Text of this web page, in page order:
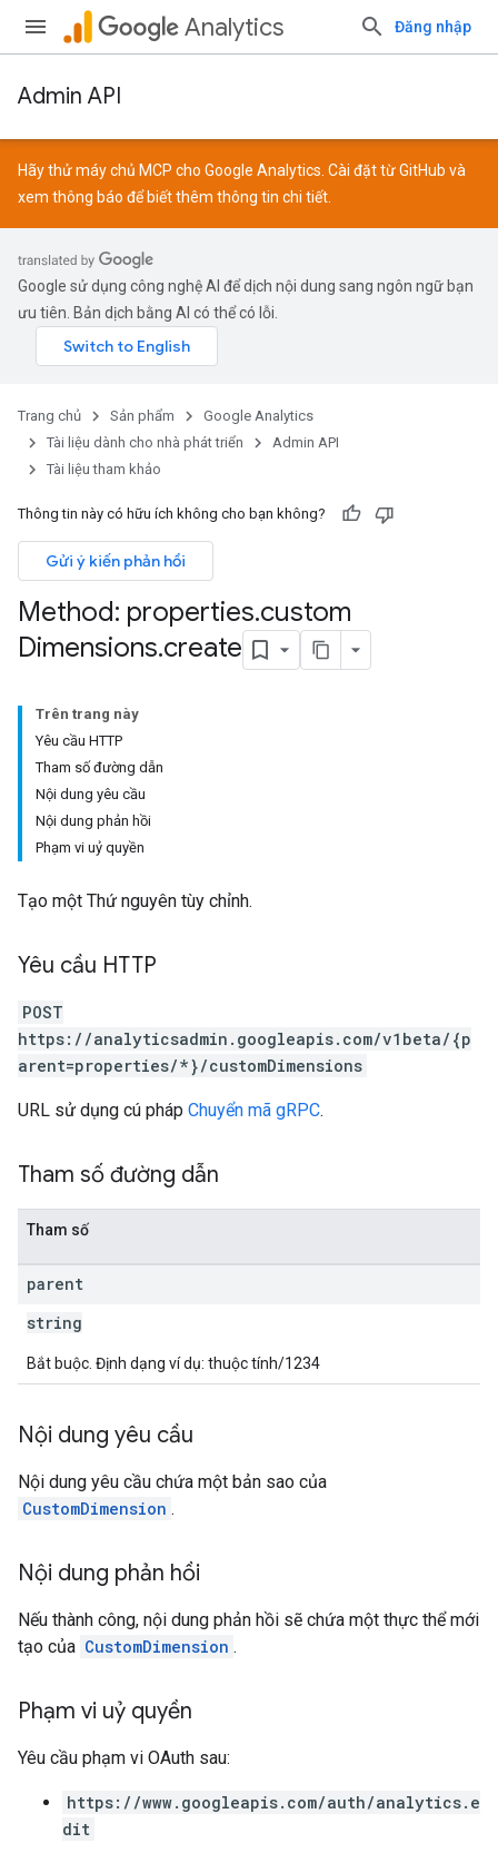
Analytics Đăng nhập
Admin API
Hãy thử máy chủ MCP cho Google Analytics. Cài đặt từGitHub và
xem thông báo để biết thêm thông tin chi tiết.
Google sử dụng công nghệ AI để dịch nội dung sang ngôn ngữ bạn
ưu tiên. Bản dịch bằng AI có thể có lỗi.
Trang chủ Sản phẩm
Google Analytics
Tài liệu dành cho nhà phát triển
Admin API
Tài liệu tham khảo
Thông tin này có hữu ích không cho bạn không?
Gửi ý kiến phản hồi
Method: properties.custom
Dimensions.create
Trên trang này
Yêu cầu HTTP
Tham số đường dẫn
Nội dung yêu cầu
Nội dung phản hồi
Phạm vi uỷ quyền
Tạo một Thứ nguyên tùy chỉnh.
Yêu cầu HTTP
POST
https://analyticsadmin.googleapis.com/v1beta/{p
arent=properties/*}/customDimensions
URL sử dụng cú pháp Chuyển mã gRPC.
Tham số đường dẫn
Tham số
parent
string
Bắt buộc. Định dạng ví dụ: thuộc tính/1234
Nội dung yêu cầu
Nội dung yêu cầu chứa một bản sao của
CustomDimension .
Nội dung phản hồi
Nếu thành công, nội dung phản hồi sẽ chứa một thực thể mới
tạo của CustomDimension .
Phạm vi uỷ quyền
Yêu cầu phạm vi OAuth sau:
https://www.googleapis.com/auth/analytics.e
dit